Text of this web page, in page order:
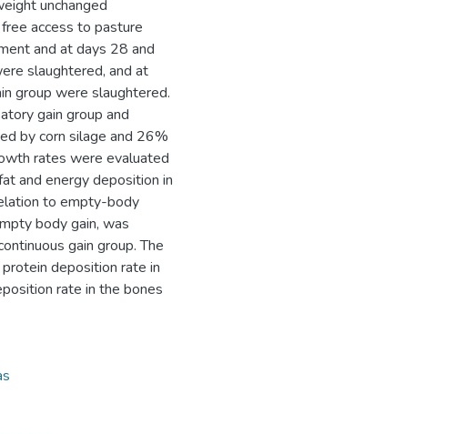
unchanged
access to pasture
and at days 28 and
slaughtered, and at
group were slaughtered.
gain group and
by corn silage and 26%
rates were evaluated
and energy deposition in
to empty-body
body gain, was
gain group. The
deposition rate in
rate in the bones